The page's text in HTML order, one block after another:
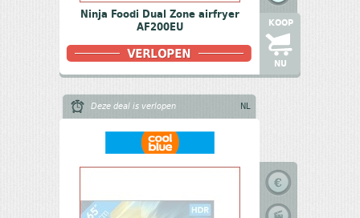
Ninja Foodi Dual Zone airfryer
AF200EU
KOOP
NU
Deze deal is verlopen NL